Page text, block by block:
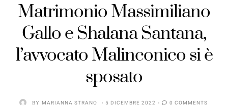
Matrimonio Massimiliano
Gallo e Shalana Santana,
l’avvocato Malinconico si è
sposato
BY MARIANNA STRANO 5 DICEMBRE 2022 0 COMMENTS